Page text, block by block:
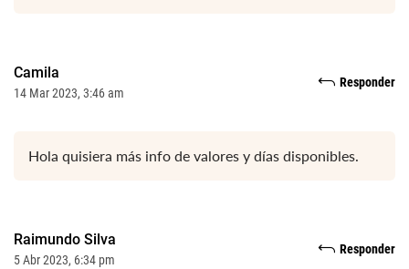
Camila
14 Mar 2023, 3:46 am
Responder
Hola quisiera más info de valores y días disponibles.
Raimundo Silva
5 Abr 2023, 6:34 pm
Responder